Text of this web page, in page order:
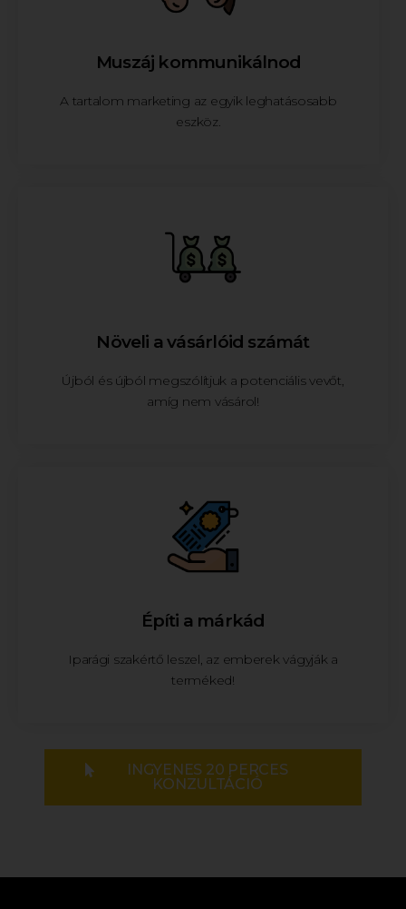
Muszáj kommunikálnod
A tartalom marketing az egyik leghatásosabb
eszköz.
Növeli a vásárlóid számát
Újból és újból megszólítjuk a potenciális vevőt,
amíg nem vásárol!
Építi a márkád
Iparági szakértő leszel, az emberek vágyják a
terméked!
INGYENES 20 PERCES
KONZULTÁCIÓ